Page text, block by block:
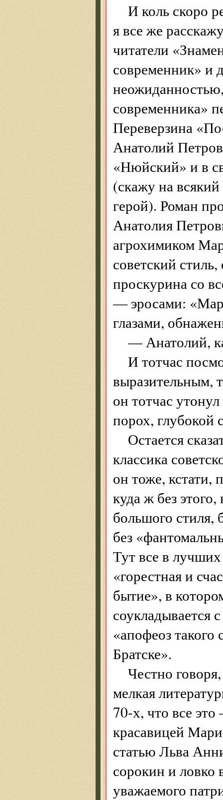
И коль скоро
я все же
читатели
современник» и
современника»
Переверзина
Анатолий
«Нюйский» и в
(скажу на
герой). Роман
Анатолия
агрохимиком
советский
проскурина со
— эросами:
глазами,
— Анатолий,
И тотчас
выразительным,
он тотчас
порох, глубокой
Остается
классика
он тоже, кстати,
куда ж без
большого стиля,
без
Тут все в
«горестная и
бытие», в
соукладывается
«апофеоз
Братске».
Честно
мелкая
70-х, что все
красавицей
статью Льва
сорокин и ловко
уважаемого